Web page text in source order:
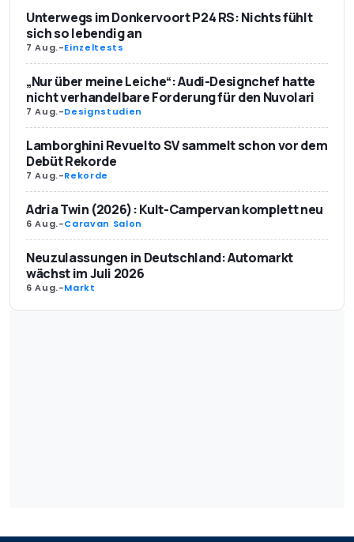
Schadstoffklasse
Fixkosten
Haftpflicht-Klasse 21
Teilkasko-Klasse 20
Vollkasko-Klasse
Service-Intervalle 30.000 km oder 1 Jahr
Durchrostung
Unterwegs im Donkervoort P24 RS: Nichts fühlt
sich so lebendig an
7 Aug.-Einzeltests
„Nur über meine Leiche“: Audi-Designchef hatte
nicht verhandelbare Forderung für den Nuvolari
7 Aug.-Designstudien
Lamborghini Revuelto SV sammelt schon vor dem
Debüt Rekorde
7 Aug.-Rekorde
Adria Twin (2026): Kult-Campervan komplett neu
6 Aug.-Caravan Salon
Neuzulassungen in Deutschland: Automarkt
wächst im Juli 2026
6 Aug.-Markt